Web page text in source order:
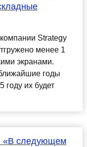
Strategy
менее 1
экранами.
годы
году их будет
«В следующем